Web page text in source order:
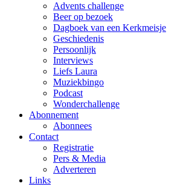
Advents challenge
Beer op bezoek
Dagboek van een Kerkmeisje
Geschiedenis
Persoonlijk
Interviews
Liefs Laura
Muziekbingo
Podcast
Wonderchallenge
Abonnement
Abonnees
Contact
Registratie
Pers & Media
Adverteren
Links